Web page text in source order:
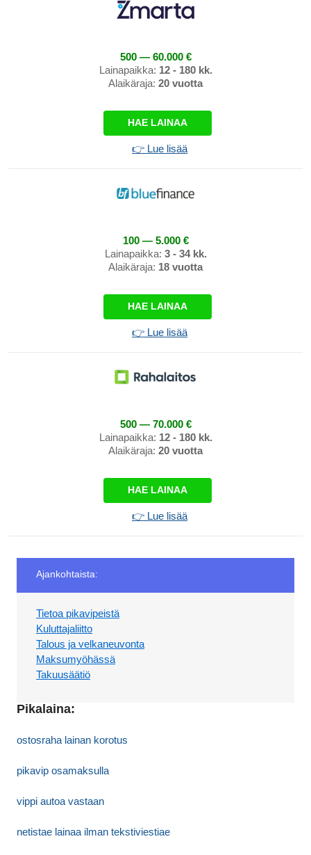
500 — 60.000 €
Lainapaikka: 12 - 180 kk.
Alaikäraja: 20 vuotta
HAE LAINAA
👉 Lue lisää
100 — 5.000 €
Lainapaikka: 3 - 34 kk.
Alaikäraja: 18 vuotta
HAE LAINAA
👉 Lue lisää
500 — 70.000 €
Lainapaikka: 12 - 180 kk.
Alaikäraja: 20 vuotta
HAE LAINAA
👉 Lue lisää
Ajankohtaista:
Tietoa pikavipeistä
Kuluttajaliitto
Talous ja velkaneuvonta
Maksumyöhässä
Takuusäätiö
Pikalaina:
ostosraha lainan korotus
pikavip osamaksulla
vippi autoa vastaan
netistae lainaa ilman tekstiviestiae